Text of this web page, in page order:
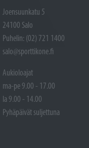
Joensuunkatu 5
24100 Salo
Puhelin: (02) 721 1400
salo@sporttikone.fi
Aukioloajat
ma-pe 9.00 - 17.00
la 9.00 - 14.00
Pyhäpäivät suljettuna